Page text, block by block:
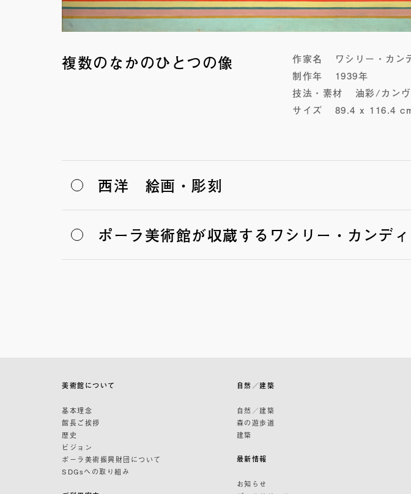
複数のなかのひとつの像 作家名
ワシリー・カン
制作年
1939年
技法・素材
油彩/カン
サイズ
89.4 x 116.4
西洋 絵画・彫刻
ポーラ美術館が収蔵するワシリー・カンデ
美術館について
基本理念
館長ご挨拶
歴史
ビジョン
ポーラ美術振興財団について
SDGsへの取り組み
自然／建築
自然／建築
森の遊歩道
建築
最新情報
お知らせ